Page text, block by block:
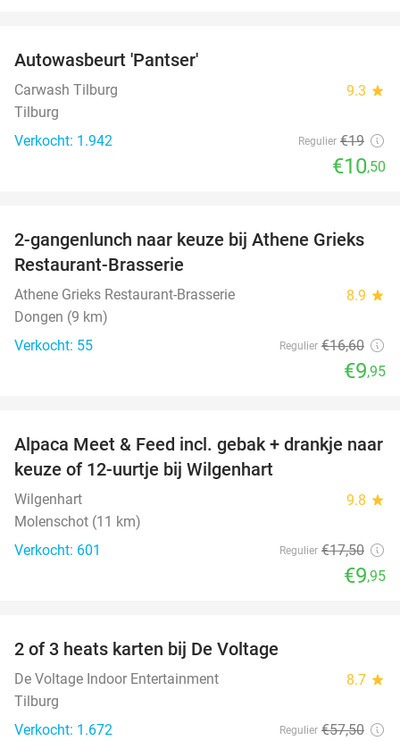
Autowasbeurt 'Pantser'
Carwash Tilburg 9.3 star
Tilburg
Verkocht: 1.942
Regulier €19
€10,50
40%
2-gangenlunch naar keuze bij Athene Grieks
Restaurant-Brasserie
Athene Grieks Restaurant-Brasserie 8.9 star
Dongen (9 km)
Verkocht: 55
Regulier €16,60
€9,95
43%
Alpaca Meet & Feed incl. gebak + drankje naar
keuze of 12-uurtje bij Wilgenhart
Wilgenhart 9.8 star
Molenschot (11 km)
Verkocht: 601
Regulier €17,50
€9,95
2 of 3 heats karten bij De Voltage
De Voltage Indoor Entertainment 8.7 star
Tilburg
Verkocht: 1.672
Regulier €57,50